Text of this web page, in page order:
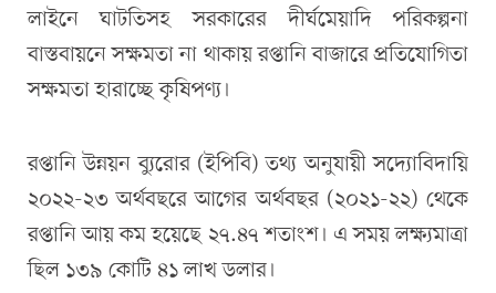
লাইনে ঘাটতিসহ সরকারের দীর্ঘমেয়াদি পরিকল্পনা
বাস্তবায়নে সক্ষমতা না থাকায় রপ্তানি বাজারে প্রতিযোগিতা
সক্ষমতা হারাচ্ছে কৃষিপণ্য।
রপ্তানি উন্নয়ন ব্যুরোর (ইপিবি) তথ্য অনুযায়ী সদ্যোবিদায়ি
২০২২-২৩ অর্থবছরে আগের অর্থবছর (২০২১-২২) থেকে
রপ্তানি আয় কম হয়েছে ২৭.৪৭ শতাংশ। এ সময় লক্ষ্যমাত্রা
ছিল ১৩৯ কোটি ৪১ লাখ ডলার।